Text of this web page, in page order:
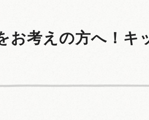
お考えの方へ！キ